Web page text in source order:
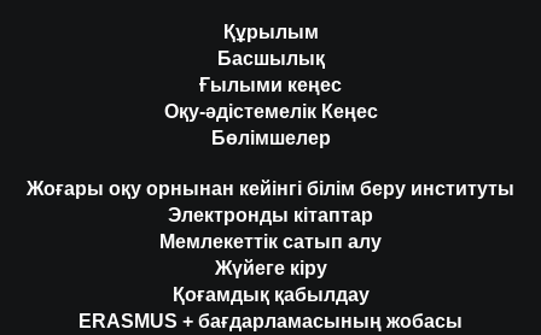
Құрылым
Басшылық
Ғылыми кеңес
Оқу-әдістемелік Кеңес
Бөлімшелер
Жоғары оқу орнынан кейінгі білім беру институты
Электронды кітаптар
Мемлекеттік сатып алу
Жүйеге кіру
Қоғамдық қабылдау
ERASMUS + бағдарламасының жобасы